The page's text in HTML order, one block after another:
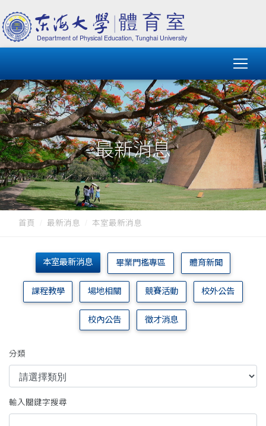
最新消息
首頁 最新消息 本室最新消息
本室最新消息 畢業門檻專區 體育新聞
課程教學 場地相關 競賽活動 校外公告
校內公告 徵才消息
分類
輸入關鍵字搜尋